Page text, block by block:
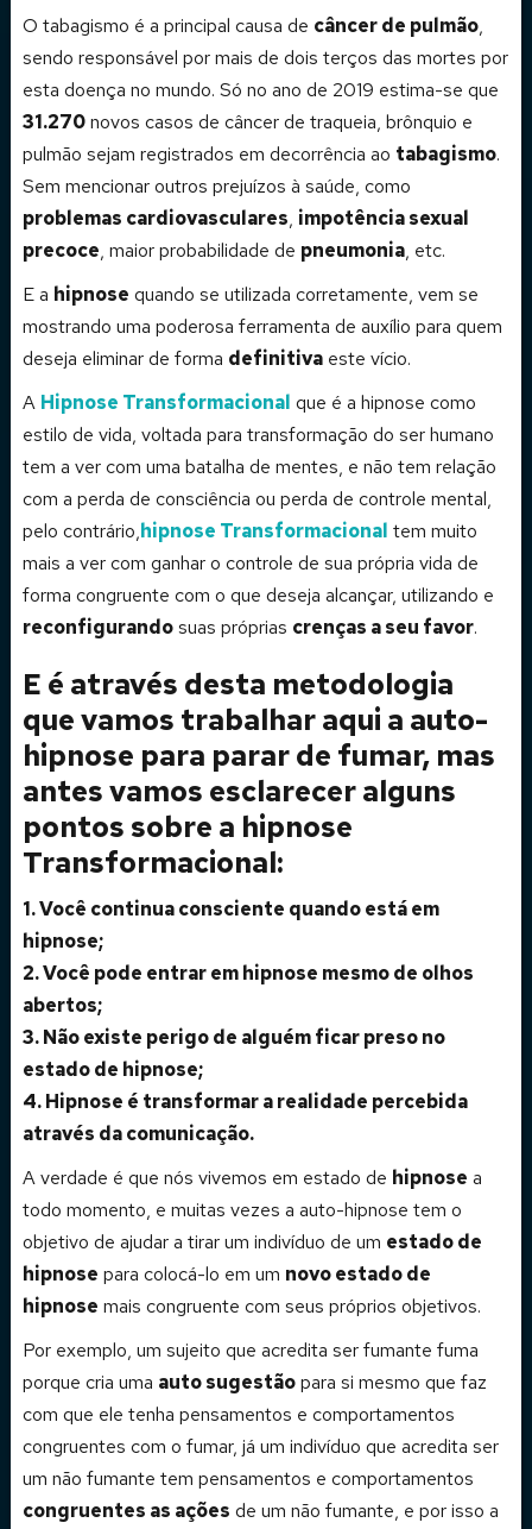
O tabagismo é a principal causa de câncer de pulmão,
sendo responsável por mais de dois terços das mortes por
esta doença no mundo. Só no ano de 2019 estima-se que
31.270novos casos de câncer de traqueia, brônquio e
pulmão sejam registrados em decorrência ao tabagismo.
Sem mencionar outros prejuízos à saúde, como
problemas cardiovasculares, impotência sexual
precoce, maior probabilidade de pneumonia, etc.
E a hipnose quando se utilizada corretamente, vem se
mostrando uma poderosa ferramenta de auxílio para quem
deseja eliminar de forma definitiva este vício.
A Hipnose Transformacional que é a hipnose como
estilo de vida, voltada para transformação do ser humano
tem a ver com uma batalha de mentes, e não tem relação
com a perda de consciência ou perda de controle mental,
pelo contrário,hipnose Transformacional tem muito
mais a ver com ganhar o controle de sua própria vida de
forma congruente com o que deseja alcançar, utilizando e
reconfigurandosuas próprias crenças a seu favor.
E é através desta metodologia
que vamos trabalhar aqui a auto-
hipnose para parar de fumar, mas
antes vamos esclarecer alguns
pontos sobre a hipnose
Transformacional:
1. Você continua consciente quando está em
hipnose;
2. Você pode entrar em hipnose mesmo de olhos
abertos;
3. Não existe perigo de alguém ficar preso no
estado de hipnose;
4. Hipnose é transformar a realidade percebida
através da comunicação.
A verdade é que nós vivemos em estado de hipnose a
todo momento, e muitas vezes a auto-hipnose tem o
objetivo de ajudar a tirar um indivíduo de um estado de
hipnose para colocá-lo em um novo estado de
hipnose mais congruente com seus próprios objetivos.
Por exemplo, um sujeito que acredita ser fumante fuma
porque cria uma auto sugestãopara si mesmo que faz
com que ele tenha pensamentos e comportamentos
congruentes com o fumar, já um indivíduo que acredita ser
um não fumante tem pensamentos e comportamentos
congruentes as ações de um não fumante, e por isso a